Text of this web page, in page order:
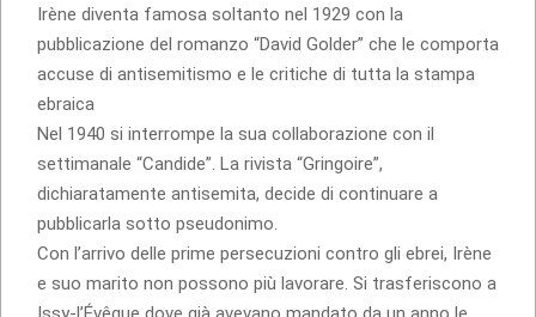
Irène diventa famosa soltanto nel 1929 con la
pubblicazione del romanzo “David Golder” che le comporta
accuse di antisemitismo e le critiche di tutta la stampa
ebraica
Nel 1940 si interrompe la sua collaborazione con il
settimanale “Candide”. La rivista “Gringoire”,
dichiaratamente antisemita, decide di continuare a
pubblicarla sotto pseudonimo.
Con l’arrivo delle prime persecuzioni contro gli ebrei, Irène
e suo marito non possono più lavorare. Si trasferiscono a